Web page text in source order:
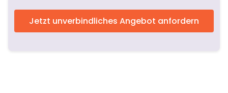
Jetzt unverbindliches Angebot anfordern